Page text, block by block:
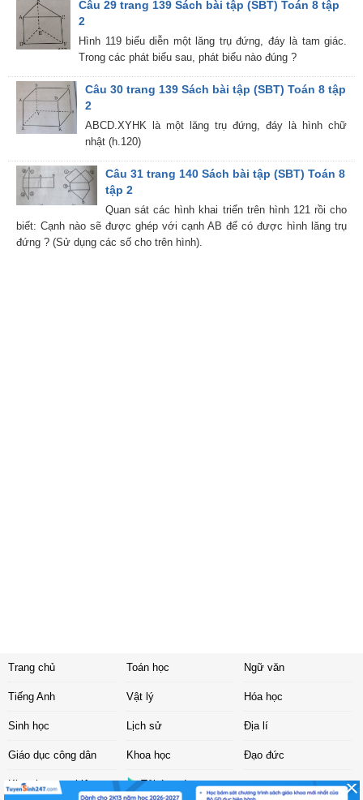
Câu 29 trang 139 Sách bài tập (SBT) Toán 8 tập
2
Hình 119 biểu diễn một lăng trụ đứng, đáy là tam giác.
Trong các phát biểu sau, phát biểu nào đúng ?
Câu 30 trang 139 Sách bài tập (SBT) Toán 8 tập
2
ABCD.XYHK là một lăng trụ đứng, đáy là hình chữ
nhật (h.120)
Câu 31 trang 140 Sách bài tập (SBT) Toán 8
tập 2
Quan sát các hình khai triển trên hình 121 rồi cho
biết: Cạnh nào sẽ được ghép với cạnh AB để có được hình lăng trụ
đứng ? (Sử dụng các số cho trên hình).
Trang chủ Toán học Ngữ văn
Tiếng Anh Vật lý Hóa học
Sinh học Lịch sử Địa lí
Giáo dục công dân Khoa học Đạo đức
Khoa học tự nhiên Tải ứng dụng